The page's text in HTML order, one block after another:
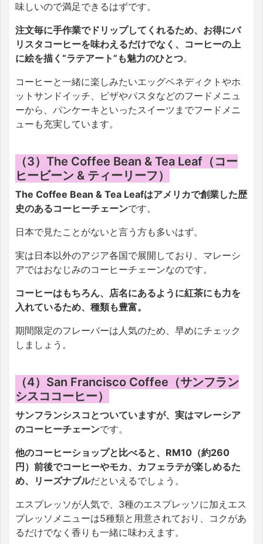
味しいので満足できるはずです。
注文毎に手作業でドリップしてくれるため、お得にバ
リスタコーヒーを味わえるだけでなく、コーヒーの上
に絵を描く“ラテアート”も魅力のひとつ。
コーヒーと一緒に楽しみたいエッグベネディクトやホ
ットサンドイッチ、ピザやパスタなどのフードメニュ
ーから、パンケーキといったスイーツまでフードメニ
ューも充実しています。
（3）The Coffee Bean & Tea Leaf（コー
ヒービーン & ティーリーフ）
The Coffee Bean & Tea Leafはアメリカで創業した歴
史のあるコーヒーチェーンです。
日本で見たことがないと言う方も多いはず。
実は日本以外のアジア各国で展開しており、マレーシ
アではおなじみのコーヒーチェーンなのです。
コーヒーはもちろん、店名にあるように紅茶にも力を
入れているため、種類も豊富。
期間限定のフレーバーは人気のため、早めにチェック
しましょう。
（4）San Francisco Coffee（サンフラン
シスココーヒー）
サンフランシスコとついていますが、実はマレーシア
のコーヒーチェーンです。
他のコーヒーショップと比べると、RM10（約260
円）前後でコーヒーやモカ、カフェラテが楽しめるた
め、リーズナブルだといえるでしょう。
エスプレッソが人気で、3種のエスプレッソに加えエス
プレッソメニューは5種類と用意されており、コクがあ
るだけでなく香りも一緒に味わえます。